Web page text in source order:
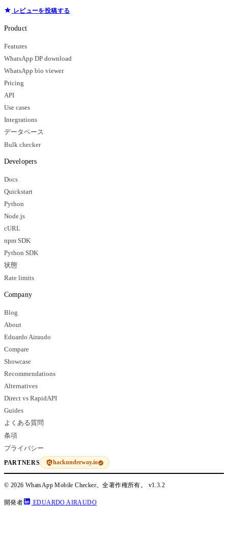
レビューを投稿する
Product
Features
WhatsApp DP download
WhatsApp bio viewer
Pricing
API
Use cases
Integrations
データベース
Bulk checker
Developers
Docs
Quickstart
Python
Node.js
cURL
npm SDK
Python SDK
状態
Rate limits
Company
Blog
About
Eduardo Airaudo
Compare
Showcase
Recommendations
Alternatives
Direct vs RapidAPI
Guides
よくある質問
条項
プライバシー
PARTNERS hackunderway.io
© 2026 WhatsApp Mobile Checker。全著作権所有。 v1.3.2
開発者 EDUARDO AIRAUDO